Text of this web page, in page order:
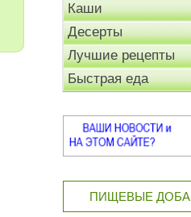
Каши
Десерты
Лучшие рецепты
Быстрая еда
ПИЩЕВЫЕ